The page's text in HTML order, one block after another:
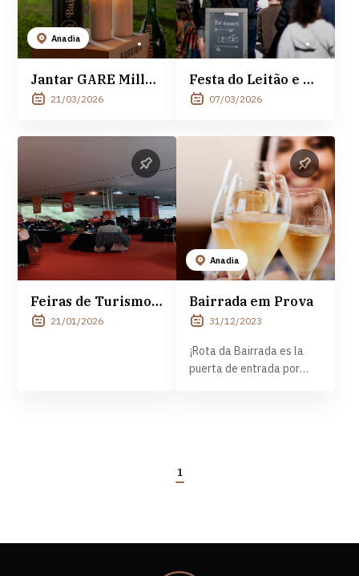
Anadia
Jantar GARE Millèsime 2026
21/03/2026
Festa do Leitão e do Espumante Bairrada
07/03/2026
Feiras de Turismo 2026
21/01/2026
Anadia
Bairrada em Prova
31/12/2023
¡Rota da Bairrada es la
puerta de entrada por
1